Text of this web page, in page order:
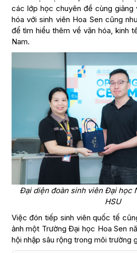
các lớp học chuyên đề cùng giảng
hóa với sinh viên Hoa Sen cũng
để tìm hiểu thêm về văn hóa, kinh
Nam.
Đại diện đoàn sinh viên Đại học
HSU
Việc đón tiếp sinh viên quốc tế
ảnh một Trường Đại học Hoa Sen
hội nhập sâu rộng trong môi trường